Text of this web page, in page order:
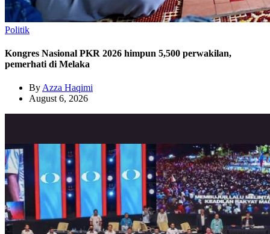
Politik
Kongres Nasional PKR 2026 himpun 5,500 perwakilan,
pemerhati di Melaka
By Azza Haqimi
August 6, 2026